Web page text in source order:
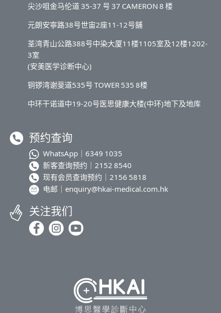
尖沙咀金马伦道 35-37 号 37 CAMERON 8 楼
元朗安寧路38号世宙2座11-12号舖
荃湾青山公路388号中染大厦11楼1105室及12楼1202-
3室
(安美医学诊断中心)
铜锣湾谢斐道535号 TOWER 535 8楼
中环干诺道中19-20号医思健康大楼(中环)地下及地库
预约查询
WhatsApp｜ 6349 1035
新客查询预约｜2152 8540
现有会员查询预约｜2156 5818
电邮｜ enquiry@hkai-medical.com.hk
关注我们